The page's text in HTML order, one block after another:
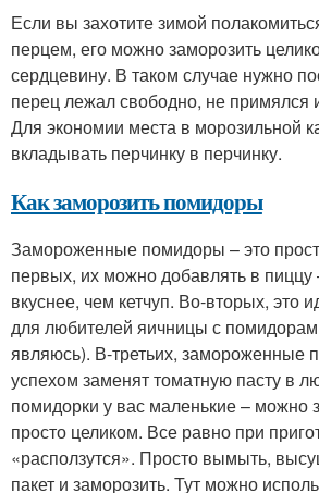
Если вы захотите зимой
перцем, его можно заморозить
сердцевину. В таком случае нужно
перец лежал свободно, не примялся
Для экономии места в морозильной
вкладывать перчинку в перчинку.
Как заморозить помидоры
Замороженные помидоры – это
первых, их можно добавлять в пиццу
вкуснее, чем кетчуп. Во-вторых, это
для любителей яичницы с
являюсь). В-третьих, замороженные
успехом заменят томатную пасту в
помидорки у вас маленькие – можно
просто целиком. Все равно при
«расползутся». Просто вымыть,
пакет и заморозить. Тут можно